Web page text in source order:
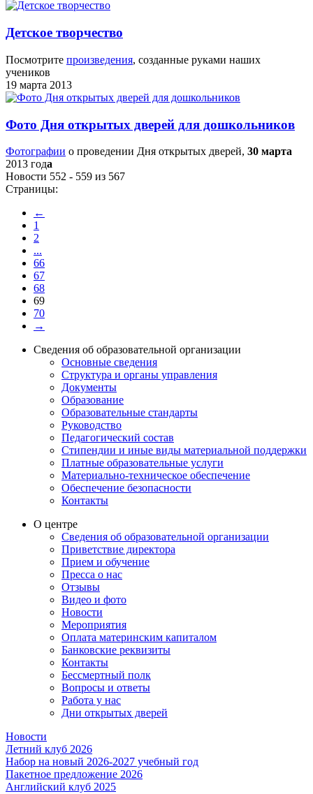
Детское творчество
Посмотрите произведения, созданные руками наших
учеников
19 марта 2013
Фото Дня открытых дверей для дошкольников
Фотографии о проведении Дня открытых дверей, 30 марта
2013 года
Новости 552 - 559 из 567
Страницы:
←
1
2
...
66
67
68
69
70
→
Сведения об образовательной организации
Основные сведения
Структура и органы управления
Документы
Образование
Образовательные стандарты
Руководство
Педагогический состав
Стипендии и иные виды материальной поддержки
Платные образовательные услуги
Материально-техническое обеспечение
Обеспечение безопасности
Контакты
О центре
Сведения об образовательной организации
Приветствие директора
Прием и обучение
Пресса о нас
Отзывы
Видео и фото
Новости
Мероприятия
Оплата материнским капиталом
Банковские реквизиты
Контакты
Бессмертный полк
Вопросы и ответы
Работа у нас
Дни открытых дверей
Новости
Летний клуб 2026
Набор на новый 2026-2027 учебный год
Пакетное предложение 2026
Английский клуб 2025